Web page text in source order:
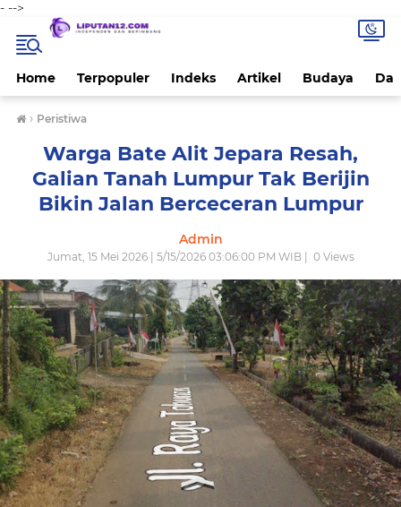
- -->
Home Terpopuler Indeks Artikel Budaya
› Peristiwa
Warga Bate Alit Jepara Resah,
Galian Tanah Lumpur Tak Berijin
Bikin Jalan Berceceran Lumpur
Admin
Jumat, 15 Mei 2026 | 5/15/2026 03:06:00 PM WIB | 0Views